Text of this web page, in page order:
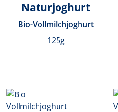
Naturjoghurt
Bio-Vollmilchjoghurt
125g